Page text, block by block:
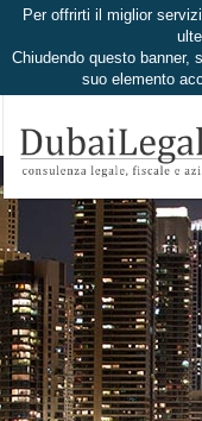
Per offrirti il miglior
Chiudendo questo banner,
suo elemento